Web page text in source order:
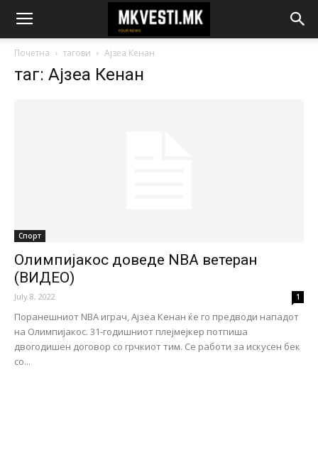
Почетна тагови Ајзеа Кенан
таг: Ајзеа Кенан
Спорт
Олимпијакос доведе NBA ветеран
(ВИДЕО)
July 8, 2022 1
Поранешниот NBA играч, Ајзеа Кенан ќе го предводи нападот
на Олимпијакос. 31-годишниот плејмејкер потпиша
двогодишен договор со грчкиот тим. Се работи за искусен бек
со...